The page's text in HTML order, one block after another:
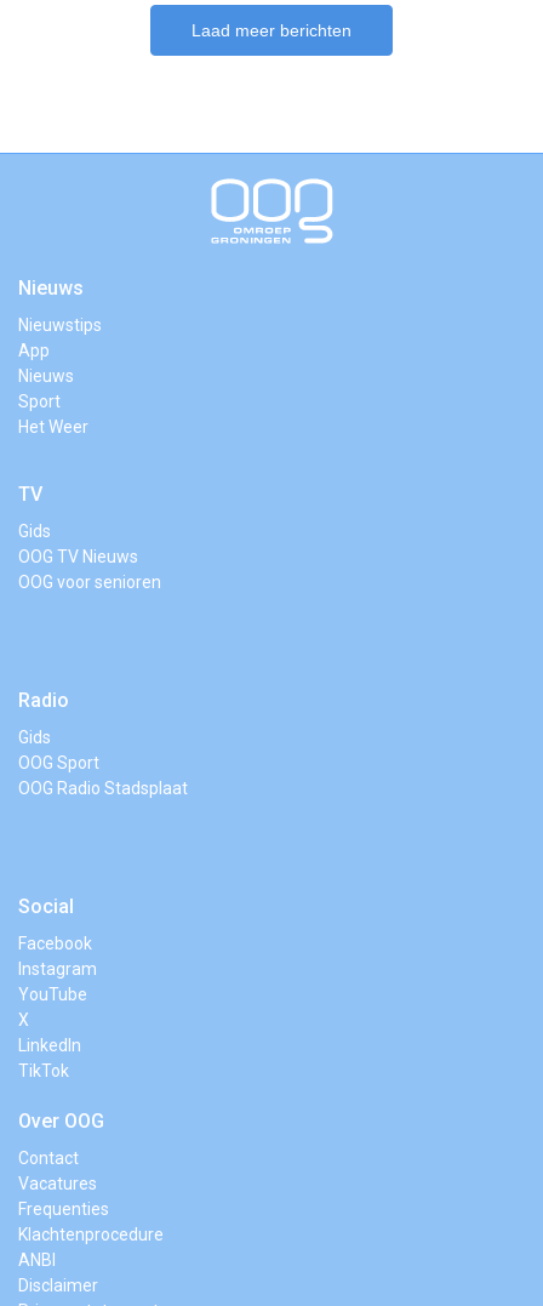
Laad meer berichten
Nieuws
Nieuwstips
App
Nieuws
Sport
Het Weer
TV
Gids
OOG TV Nieuws
OOG voor senioren
Radio
Gids
OOG Sport
OOG Radio Stadsplaat
Social
Facebook
Instagram
YouTube
X
LinkedIn
TikTok
Over OOG
Contact
Vacatures
Frequenties
Klachtenprocedure
ANBI
Disclaimer